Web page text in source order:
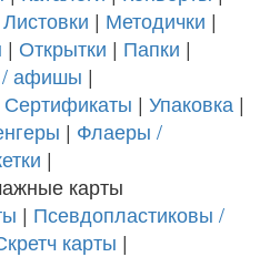
Листовки | Методички |
| Открытки | Папки |
/ афишы |
Сертификаты | Упаковка |
| Флаеры /
|
карты
| Псевдопластиковы /
карты |